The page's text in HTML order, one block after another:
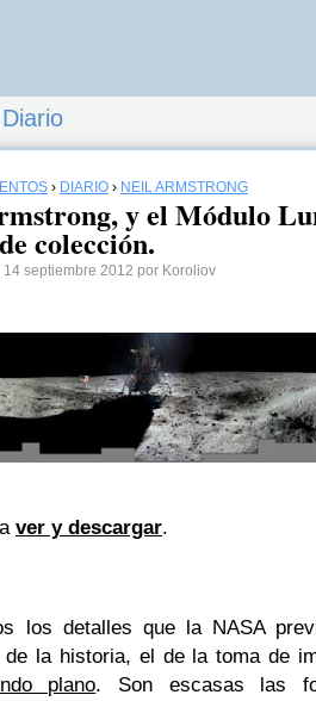
› DIARIO › NEIL ARMSTRONG
y el Módulo
colección.
14 septiembre 2012 por Koroliov
ver y descargar.
los detalles que la NASA
de la historia, el de la toma de
plano. Son escasas las